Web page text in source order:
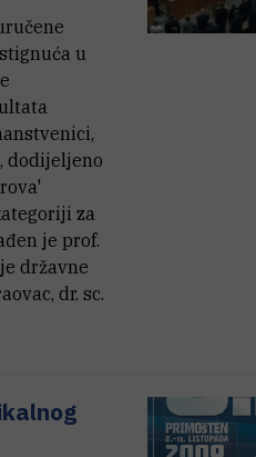
u
dodijeljeno
za
je prof.
državne
dr. sc.